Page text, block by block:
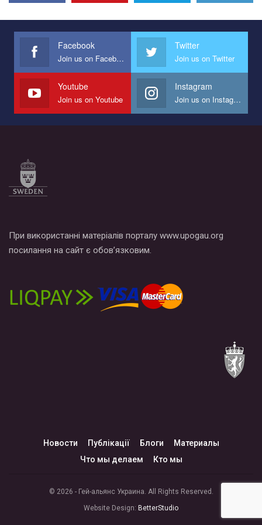
Facebook
Join us on Facebook
Twitter
Join us on Twitter
Youtube
Join us on Youtube
Instagram
Join us on Instagram
При використанні матеріалів порталу www.upogau.org
посилання на сайт є обов’язковим.
Новости Публікації Блоги
Материалы
Что мы делаем
Кто мы
© 2026 - Гей-альянс Украина. All Rights Reserved.
Website Design: BetterStudio